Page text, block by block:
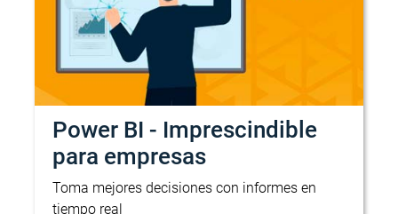
Power BI - Imprescindible
para empresas
Toma mejores decisiones con informes en
tiempo real